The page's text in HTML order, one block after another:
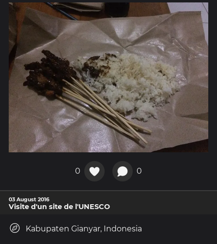
0 0
03 August 2016
Visite d'un site de l'UNESCO
Kabupaten Gianyar, Indonesia